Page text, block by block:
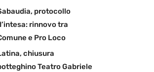
protocollo
rinnovo tra
e Pro Loco
chiusura
Teatro Gabriele